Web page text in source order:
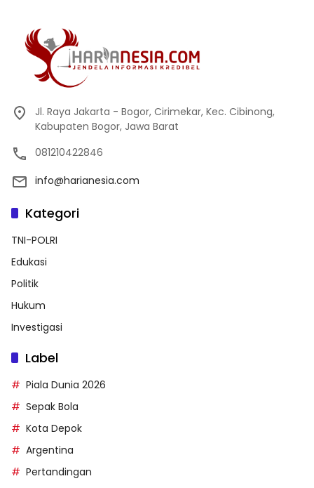
Jl. Raya Jakarta - Bogor, Cirimekar, Kec. Cibinong,
Kabupaten Bogor, Jawa Barat
081210422846
info@harianesia.com
Kategori
TNI-POLRI
Edukasi
Politik
Hukum
Investigasi
Label
Piala Dunia 2026
Sepak Bola
Kota Depok
Argentina
Pertandingan